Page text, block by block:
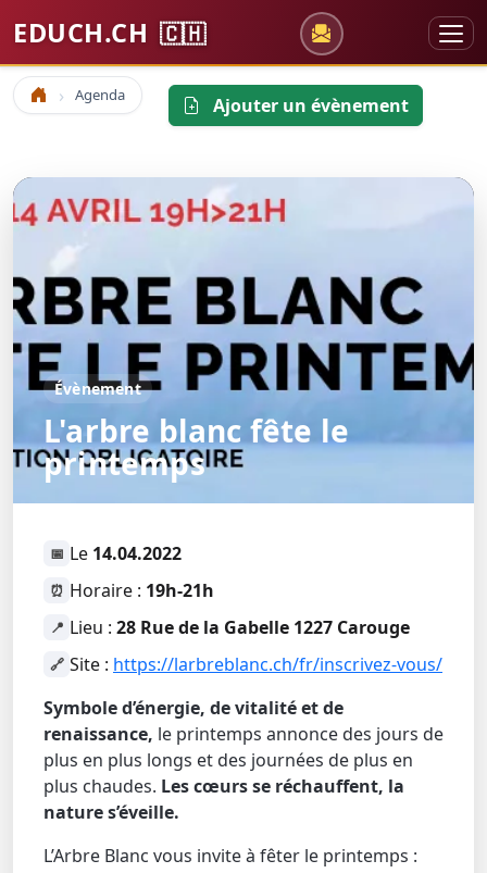
EDUCH.CH 🇨🇭
Accueil Agenda Ajouter un évènement
Évènement
L'arbre blanc fête le
printemps
📅 Le 14.04.2022
⏰ Horaire : 19h-21h
📍 Lieu : 28 Rue de la Gabelle 1227 Carouge
🔗 Site : https://larbreblanc.ch/fr/inscrivez-vous/
Symbole d’énergie, de vitalité et de
renaissance, le printemps annonce des jours de
plus en plus longs et des journées de plus en
plus chaudes. Les cœurs se réchauffent, la
nature s’éveille.
L’Arbre Blanc vous invite à fêter le printemps :